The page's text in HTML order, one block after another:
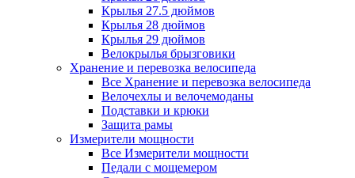
Крылья 27.5 дюймов
Крылья 28 дюймов
Крылья 29 дюймов
Велокрылья брызговики
Хранение и перевозка велосипеда
Все Хранение и перевозка велосипеда
Велочехлы и велочемоданы
Подставки и крюки
Защита рамы
Измерители мощности
Все Измерители мощности
Педали с мощемером